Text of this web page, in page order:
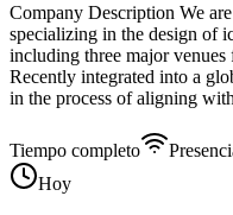
Company Description We
specializing in the design of
including three major
Recently integrated into a
in the process of aligning
Tiempo completo
Hoy